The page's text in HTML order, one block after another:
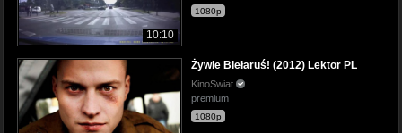
10:10
1080p
Żywie Biełaruś! (2012) Lektor PL
KinoSwiat
premium
1080p